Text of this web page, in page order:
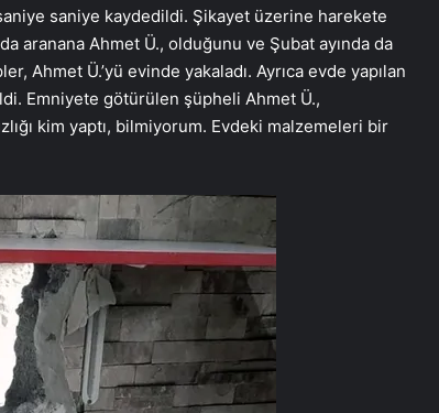
saniye saniye kaydedildi. Şikayet üzerine harekete
aranana Ahmet Ü., olduğunu ve Şubat ayında da
Ahmet Ü.’yü evinde yakaladı. Ayrıca evde yapılan
Emniyete götürülen şüpheli Ahmet Ü.,
kim yaptı, bilmiyorum. Evdeki malzemeleri bir